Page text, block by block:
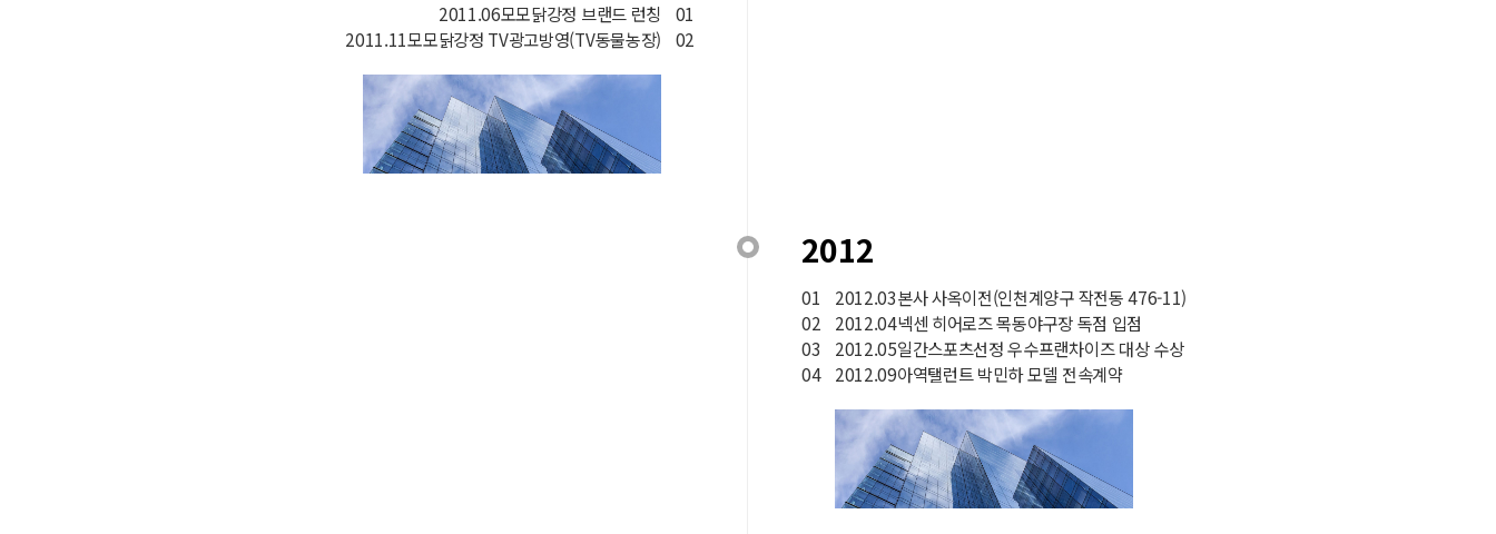
01
2011.06모모닭강정 브랜드 런칭
02
2011.11모모닭강정 TV광고방영(TV동물농장)
2012
01
2012.03본사 사옥이전(인천계양구 작전동 476-11)
02
2012.04넥센 히어로즈 목동야구장 독점 입점
03
2012.05일간스포츠선정 우수프랜차이즈 대상 수상
04
2012.09아역탤런트 박민하 모델 전속계약